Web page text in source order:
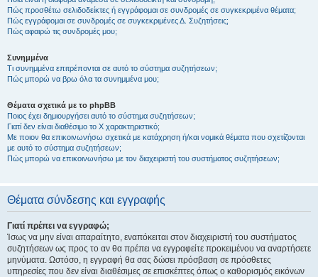
Πώς προσθέτω σελιδοδείκτες ή εγγράφομαι σε συνδρομές σε συγκεκριμένα θέματα;
Πώς εγγράφομαι σε συνδρομές σε συγκεκριμένες Δ. Συζητήσεις;
Πώς αφαιρώ τις συνδρομές μου;
Συνημμένα
Τι συνημμένα επιτρέπονται σε αυτό το σύστημα συζητήσεων;
Πώς μπορώ να βρω όλα τα συνημμένα μου;
Θέματα σχετικά με το phpBB
Ποιος έχει δημιουργήσει αυτό το σύστημα συζητήσεων;
Γιατί δεν είναι διαθέσιμο το Χ χαρακτηριστικό;
Με ποιον θα επικοινωνήσω σχετικά με κατάχρηση ή/και νομικά θέματα που σχετίζονται
με αυτό το σύστημα συζητήσεων;
Πώς μπορώ να επικοινωνήσω με τον διαχειριστή του συστήματος συζητήσεων;
Θέματα σύνδεσης και εγγραφής
Γιατί πρέπει να εγγραφώ;
Ίσως να μην είναι απαραίτητο, εναπόκειται στον διαχειριστή του συστήματος
συζητήσεων ως προς το αν θα πρέπει να εγγραφείτε προκειμένου να αναρτήσετε
μηνύματα. Ωστόσο, η εγγραφή θα σας δώσει πρόσβαση σε πρόσθετες
υπηρεσίες που δεν είναι διαθέσιμες σε επισκέπτες όπως ο καθορισμός εικόνων